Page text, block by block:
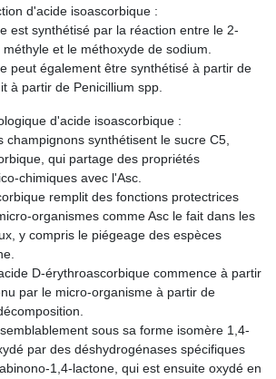
d'acide isoascorbique :
est synthétisé par la réaction entre le 2-
et le méthoxyde de sodium.
peut également être synthétisé à partir de
à partir de Penicillium spp.
d'acide isoascorbique :
champignons synthétisent le sucre C5,
qui partage des propriétés
chimiques avec l'Asc.
remplit des fonctions protectrices
organismes comme Asc le fait dans les
y compris le piégeage des espèces
D-érythroascorbique commence à partir
par le micro-organisme à partir de
sous sa forme isomère 1,4-
par des déshydrogénases spécifiques
1,4-lactone, qui est ensuite oxydé en